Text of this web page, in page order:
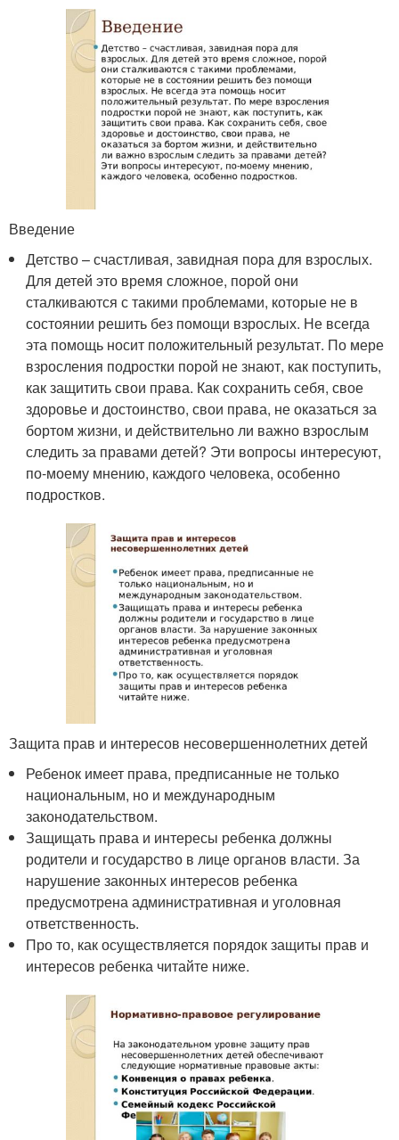
Введение
Детство – счастливая, завидная пора для взрослых.
Для детей это время сложное, порой они
сталкиваются с такими проблемами, которые не в
состоянии решить без помощи взрослых. Не всегда
эта помощь носит положительный результат. По мере
взросления подростки порой не знают, как поступить,
как защитить свои права. Как сохранить себя, свое
здоровье и достоинство, свои права, не оказаться за
бортом жизни, и действительно ли важно взрослым
следить за правами детей? Эти вопросы интересуют,
по-моему мнению, каждого человека, особенно
подростков.
Защита прав и интересов несовершеннолетних детей
Ребенок имеет права, предписанные не только
национальным, но и международным
законодательством.
Защищать права и интересы ребенка должны
родители и государство в лице органов власти. За
нарушение законных интересов ребенка
предусмотрена административная и уголовная
ответственность.
Про то, как осуществляется порядок защиты прав и
интересов ребенка читайте ниже.